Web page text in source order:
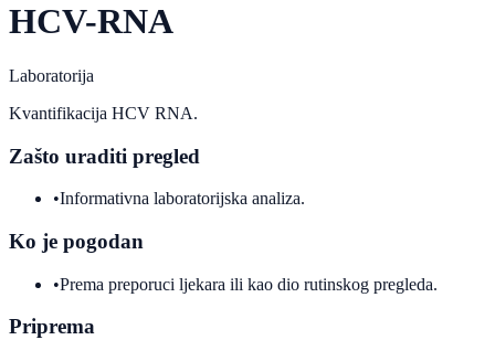
HCV-RNA
Laboratorija
Kvantifikacija HCV RNA.
Zašto uraditi pregled
•Informativna laboratorijska analiza.
Ko je pogodan
•Prema preporuci ljekara ili kao dio rutinskog pregleda.
Priprema